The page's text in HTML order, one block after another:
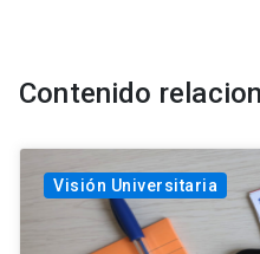
Contenido
Visión Universitaria